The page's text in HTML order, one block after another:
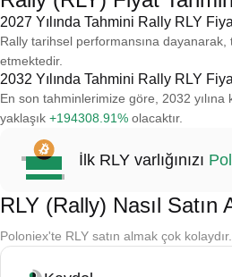
2027 Yılında Tahmini Rally RLY
Rally tarihsel performansına dayanarak,
etmektedir.
2032 Yılında Tahmini Rally RLY
En son tahminlerimize göre, 2032 yılına
yaklaşık +194308.91% olacaktır.
İlk RLY varlığınızı
RLY (Rally) Nasıl Satın
Poloniex'te RLY satın almak çok